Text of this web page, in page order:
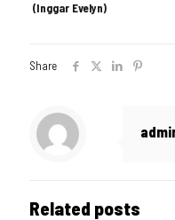
(Inggar Evelyn)
Share
Related posts